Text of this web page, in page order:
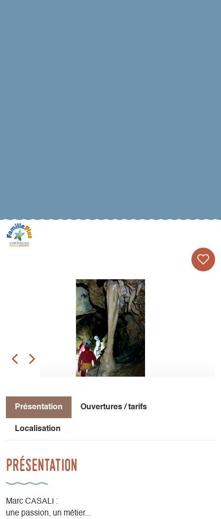
Présentation Ouvertures / tarifs
Localisation
Présentation
Marc CASALI :
une passion, un métier...